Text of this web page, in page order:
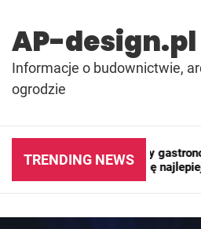
content
AP-design.pl
Informacje o budownictwie,
ogrodzie
TRENDING NEWS
Kontenery i pawilony
gdzie sprawdzają się najlepiej?